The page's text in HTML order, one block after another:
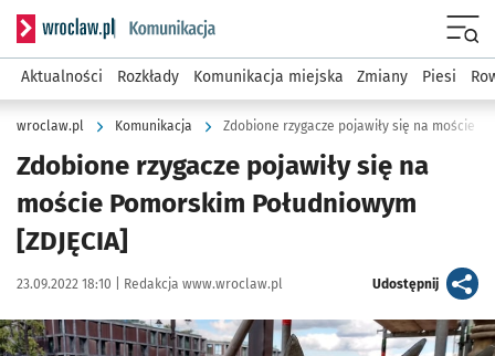
Serwis informacyjny wroclaw.pl podserwis: Komunikacja
Aktualności Rozkłady Komunikacja miejska Zmiany Piesi
wroclaw.pl Komunikacja Zdobione rzygacze pojawiły się na moście
Zdobione rzygacze pojawiły się na
moście Pomorskim Południowym
[ZDJĘCIA]
Data publikacji:
23.09.2022 18:10 | Autor:
Redakcja www.wroclaw.pl Udostępnijartykuł
Kliknij, aby zobaczyć galerię